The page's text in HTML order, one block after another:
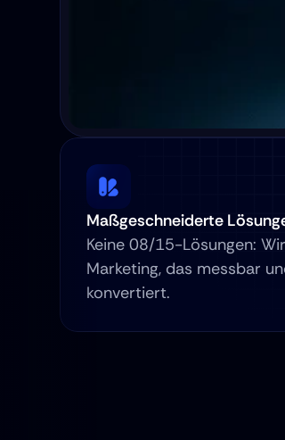
Maßgeschneiderte
Keine 08/15-Lösungen:
Marketing, das messbar
konvertiert.